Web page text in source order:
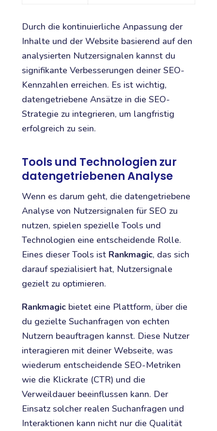
Durch die kontinuierliche Anpassung der
Inhalte und der Website basierend auf den
analysierten Nutzersignalen kannst du
signifikante Verbesserungen deiner SEO-
Kennzahlen erreichen. Es ist wichtig,
datengetriebene Ansätze in die SEO-
Strategie zu integrieren, um langfristig
erfolgreich zu sein.
Tools und Technologien zur
datengetriebenen Analyse
Wenn es darum geht, die datengetriebene
Analyse von Nutzersignalen für SEO zu
nutzen, spielen spezielle Tools und
Technologien eine entscheidende Rolle.
Eines dieser Tools ist Rankmagic, das sich
darauf spezialisiert hat, Nutzersignale
gezielt zu optimieren.
Rankmagicbietet eine Plattform, über die
du gezielte Suchanfragen von echten
Nutzern beauftragen kannst. Diese Nutzer
interagieren mit deiner Webseite, was
wiederum entscheidende SEO-Metriken
wie die Klickrate (CTR) und die
Verweildauer beeinflussen kann. Der
Einsatz solcher realen Suchanfragen und
Interaktionen kann nicht nur die Qualität